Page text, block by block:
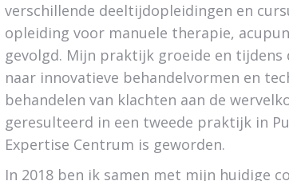
verschillende deeltijdopleidingen en
opleiding voor manuele therapie,
gevolgd. Mijn praktijk groeide en
naar innovatieve behandelvormen en
behandelen van klachten aan de
geresulteerd in een tweede praktijk in
Expertise Centrum is geworden.
In 2018 ben ik samen met mijn huidige